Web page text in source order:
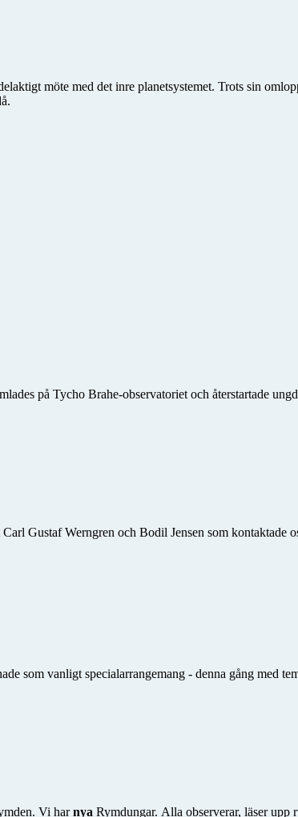
möte med det inre planetsystemet. Trots sin
på Tycho Brahe-observatoriet och återstartade
Gustaf Werngren och Bodil Jensen som kontaktade
som vanligt specialarrangemang - denna gång med
Vi harnya Rymdungar. Alla observerar, läser